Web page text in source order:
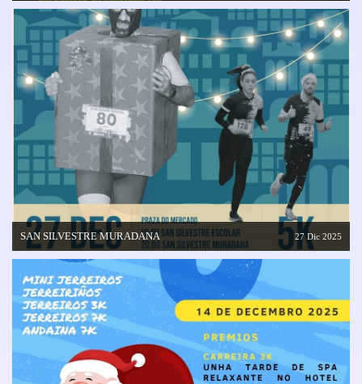
SAN SILVESTRE MURADANA 27 Dic 2025